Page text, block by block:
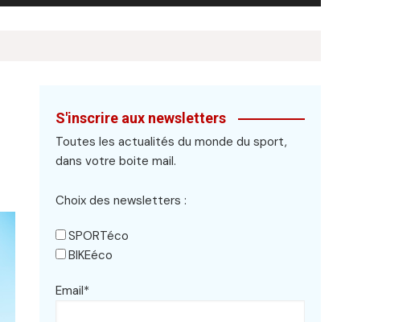
S'inscrire aux newsletters
Toutes les actualités du monde du sport,
dans votre boite mail.
Choix des newsletters :
SPORTéco
BIKEéco
Email*